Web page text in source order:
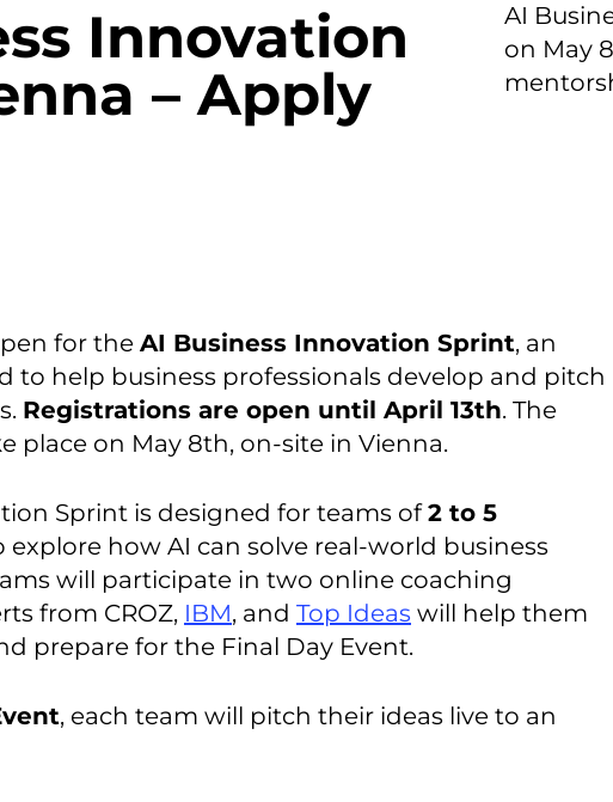
Innovation
– Apply
AI
on May
for the AI Business Innovation Sprint, an
to help business professionals develop and pitch
Registrations are open until April 13th. The
place on May 8th, on-site in Vienna.
Sprint is designed for teams of2 to 5
how AI can solve real-world business
will participate in two online coaching
from CROZ, IBM, and Top Ideas will help them
prepare for the Final Day Event.
, each team will pitch their ideas live to an